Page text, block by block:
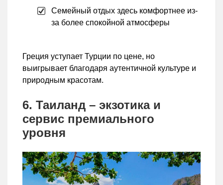
Семейный отдых здесь комфортнее из-
за более спокойной атмосферы
Греция уступает Турции по цене, но
выигрывает благодаря аутентичной культуре и
природным красотам.
6. Таиланд – экзотика и
сервис премиального
уровня